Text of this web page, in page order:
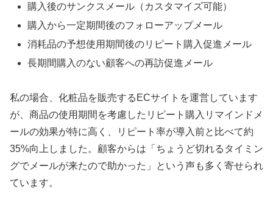
購入後のサンクスメール（カスタマイズ可能）
購入から一定期間後のフォローアップメール
消耗品の予想使用期間後のリピート購入促進メール
長期間購入のない顧客への再訪促進メール
私の場合、化粧品を販売するECサイトを運営しています
が、商品の使用期間を考慮したリピート購入リマインドメ
ールの効果が特に高く、リピート率が導入前と比べて約
35%向上しました。顧客からは「ちょうど切れるタイミン
グでメールが来たので助かった」という声も多く寄せられ
ています。